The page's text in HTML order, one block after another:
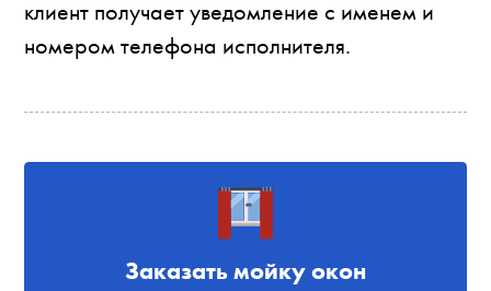
клиент получает уведомление с именем и
номером телефона исполнителя.
Заказать мойку окон